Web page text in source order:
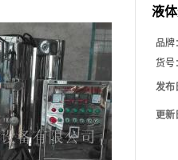
液
品牌
货号
发布
更新